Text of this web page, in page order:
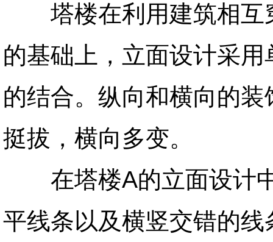
塔楼在利用建筑相互
的基础上，立面设计采
的结合。纵向和横向的
挺拔，横向多变。
在塔楼A的立面设计中
平线条以及横竖交错的